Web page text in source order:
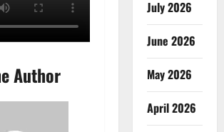
Author
July 2026
June 2026
May 2026
April 2026